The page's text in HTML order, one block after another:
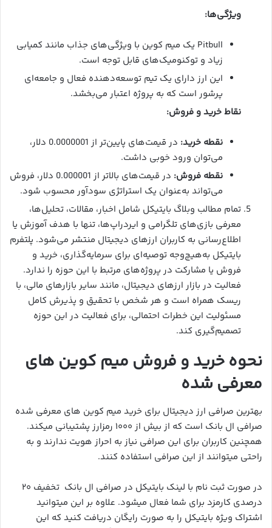
ویژگی‌ها:
Pitbull یک میم کوین با ویژگی‌های جذاب مانند کمیابی
زیاد و توکنومیک‌های قابل توجه است.
این ارز دارای یک تیم توسعه‌دهنده فعال و جامعه‌ای
پرشور است که به پروژه اعتبار می‌بخشد.
نقاط خرید و فروش:
نقطه خرید:
در قیمت‌های پایین‌تر از 0.0000001 دلار،
می‌توان ورود خوبی داشت.
نقطه فروش:
در قیمت‌های بالاتر از 0.000001 دلار، فروش
می‌تواند به‌عنوان یک استراتژی سودآور محسوب شود.
تمام مطالب وبلاگ بایتیکل شامل اخبار، مقالات، تحلیل‌ها،
معرفی بازی‌های تلگرامی و ایردراپ‌ها، تنها با هدف آموزش یا
اطلاع‌رسانی به کاربران ارزهای دیجیتال منتشر می‌شود. پلتفرم
بایتیکل به‌هیچ‌وجه توصیه‌ای برای سرمایه‌گذاری، خرید و
فروش یا مشارکت در پروژه‌های مرتبط با این حوزه را ندارد.
فعالیت در بازار ارزهای دیجیتال، مانند سایر بازارهای مالی، با
ریسک‌ همراه است و هر شخص با تحقیق و پذیرش کامل
مسئولیت این خطرات احتمالی، برای فعالیت در این حوزه
تصمیم‌گیری کند.
نحوه خرید و فروش میم کوین های
معرفی شده
بهترین صرافی ارز دیجیتال برای خرید میم کوین های معرفی شده
صرافی ال بانک است که از بیش از ۱۰۰۰ رمزارز پشتیبانی میکند.
همچنین کاربران برای این صرافی نیاز به احراز هویت ندارند و به
راحتی میتوانند از این صرافی استفاده کنند.
در صورت ثبت نام با لینک بایتیکل در صرافی ال بانک تخفیف ۲۰
درصدی کارمزد برای شما فعال میشود. علاوه بر این میتوانید
اشتراک ویژه بایتیکل را به صورت رایگان دریافت کنید که این